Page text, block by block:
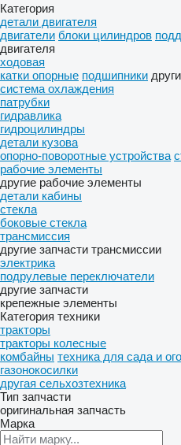
Категория
детали двигателя
двигатели блоки цилиндров
двигателя
ходовая
катки опорные подшипники
система охлаждения
патрубки
гидравлика
гидроцилиндры
детали кузова
опорно-поворотные устройства
рабочие элементы
другие рабочие элементы
детали кабины
стекла
боковые стекла
трансмиссия
другие запчасти трансмиссии
электрика
подрулевые переключатели
другие запчасти
крепежные элементы
Категория техники
тракторы
тракторы колесные
комбайны техника для сада и
газонокосилки
другая сельхозтехника
Тип запчасти
оригинальная запчасть
Марка